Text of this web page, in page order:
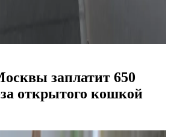
заплатит 650
открытого кошкой